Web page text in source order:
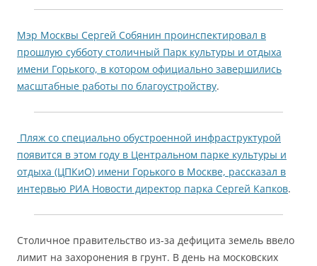
Мэр Москвы Сергей Собянин проинспектировал в
прошлую субботу столичный Парк культуры и отдыха
имени Горького, в котором официально завершились
масштабные работы по благоустройству.
Пляж со специально обустроенной инфраструктурой
появится в этом году в Центральном парке культуры и
отдыха (ЦПКиО) имени Горького в Москве, рассказал в
интервью РИА Новости директор парка Сергей Капков.
Столичное правительство из-за дефицита земель ввело
лимит на захоронения в грунт. В день на московских